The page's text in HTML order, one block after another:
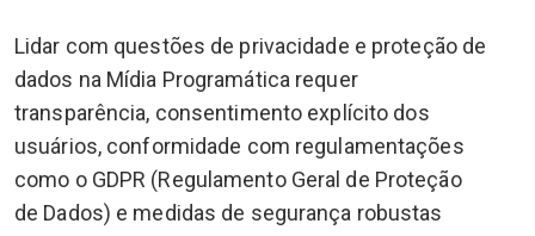
Lidar com questões de privacidade e proteção de
dados na Mídia Programática requer
transparência, consentimento explícito dos
usuários, conformidade com regulamentações
como o GDPR (Regulamento Geral de Proteção
de Dados) e medidas de segurança robustas